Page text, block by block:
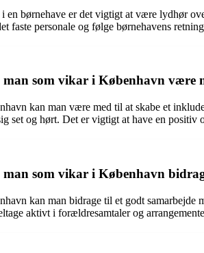
en børnehave er det vigtigt at være lydhør
faste personale og følge børnehavens
som vikar i København være
kan man være med til at skabe et
set og hørt. Det er vigtigt at have en positiv
som vikar i København
kan man bidrage til et godt
aktivt i forældresamtaler og